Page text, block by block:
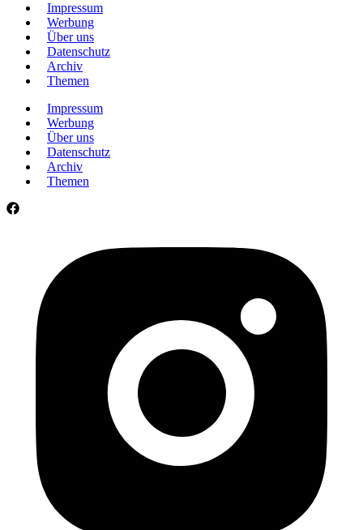
Impressum
Werbung
Über uns
Datenschutz
Archiv
Themen
Impressum
Werbung
Über uns
Datenschutz
Archiv
Themen